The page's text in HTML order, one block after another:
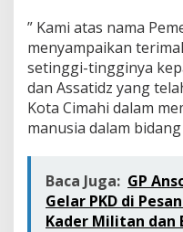
” Kami atas nama
menyampaikan
setinggi-tingginya
dan Assatidz yang
Kota Cimahi dalam
manusia dalam
Baca Juga: GP
Gelar PKD di
Kader Militan